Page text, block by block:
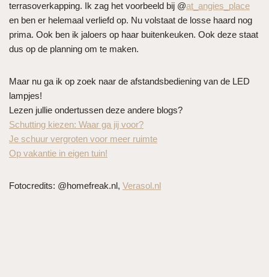
terrasoverkapping. Ik zag het voorbeeld bij @at_angies_place
en ben er helemaal verliefd op. Nu volstaat de losse haard nog
prima. Ook ben ik jaloers op haar buitenkeuken. Ook deze staat
dus op de planning om te maken.
Maar nu ga ik op zoek naar de afstandsbediening van de LED
lampjes!
Lezen jullie ondertussen deze andere blogs?
Schutting kiezen: Waar ga jij voor?
Je schuur vergroten voor meer ruimte
Op vakantie in eigen tuin!
Fotocredits: @homefreak.nl, Verasol.nl